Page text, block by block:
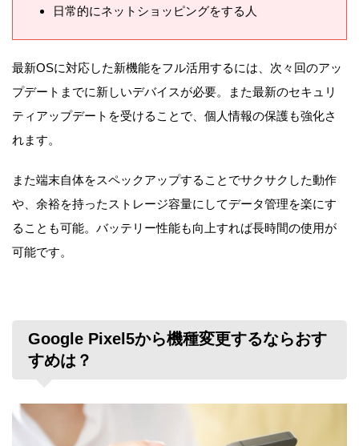
日常的にネットショッピングをする人
最新OSに対応した新機能をフル活用するには、次々回のアッ
プデートまでに新しいデバイスが必要。また最新のセキュリ
ティアップデートを受けることで、個人情報の保護も強化さ
れます。
また端末自体をスペックアップすることでサクサクした動作
や、余裕を持ったストレージ容量にしてデータ管理を楽にす
ることも可能。バッテリー性能も向上すれば長時間の使用が
可能です。
Google Pixel5から機種変更するならおす
すめは？